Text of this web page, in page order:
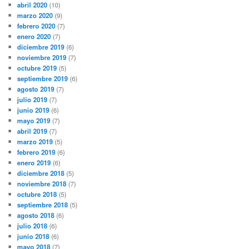
abril 2020 (10)
marzo 2020 (9)
febrero 2020 (7)
enero 2020 (7)
diciembre 2019 (6)
noviembre 2019 (7)
octubre 2019 (5)
septiembre 2019 (6)
agosto 2019 (7)
julio 2019 (7)
junio 2019 (6)
mayo 2019 (7)
abril 2019 (7)
marzo 2019 (5)
febrero 2019 (6)
enero 2019 (6)
diciembre 2018 (5)
noviembre 2018 (7)
octubre 2018 (5)
septiembre 2018 (5)
agosto 2018 (6)
julio 2018 (6)
junio 2018 (6)
mayo 2018 (7)